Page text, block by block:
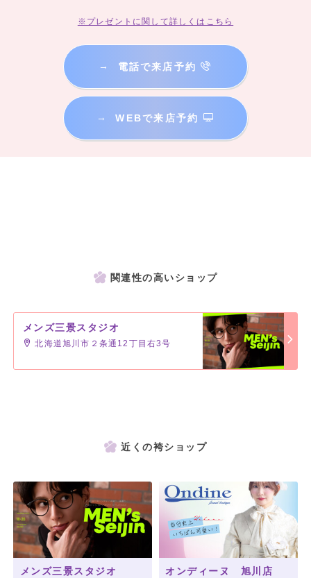
※プレゼントに関して詳しくはこちら
→ 電話で来店予約
→ WEBで来店予約
関連性の高いショップ
メンズ三景スタジオ
北海道旭川市２条通12丁目右3号
近くの袴ショップ
メンズ三景スタジオ オンディーヌ 旭川店